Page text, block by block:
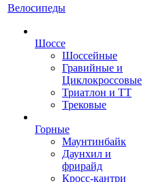
Велосипеды
Шоссе
Шоссейные
Гравийные и
Циклокроссовые
Триатлон и ТТ
Трековые
Горные
Маунтинбайк
Даунхил и
фрирайд
Кросс-кантри